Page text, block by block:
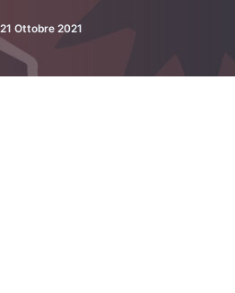
21 Ottobre 2021